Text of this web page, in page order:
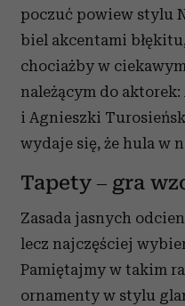
poczuć powiew stylu
biel akcentami
chociażby w
należącym do
i Agnieszki
wydaje się, że hula w
Tapety – gra
Zasada jasnych
lecz najczęściej
Pamiętajmy w takim
ornamenty w stylu